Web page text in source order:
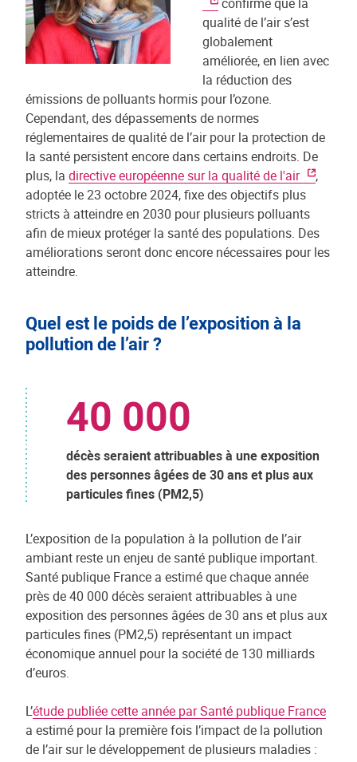
qualité de l’air s’est
globalement
améliorée, en lien avec
la réduction des
émissions de polluants hormis pour l’ozone.
Cependant, des dépassements de normes
réglementaires de qualité de l’air pour la protection de
la santé persistent encore dans certains endroits. De
plus, la directive européenne sur la qualité de l'air
,
adoptée le 23 octobre 2024, fixe des objectifs plus
stricts à atteindre en 2030 pour plusieurs polluants
afin de mieux protéger la santé des populations. Des
améliorations seront donc encore nécessaires pour les
atteindre.
Quel est le poids de l’exposition à la
pollution de l’air ?
40 000
décès seraient attribuables à une exposition
des personnes âgées de 30 ans et plus aux
particules fines (PM2,5)
L’exposition de la population à la pollution de l’air
ambiant reste un enjeu de santé publique important.
Santé publique France a estimé que chaque année
près de 40 000 décès seraient attribuables à une
exposition des personnes âgées de 30 ans et plus aux
particules fines (PM2,5) représentant un impact
économique annuel pour la société de 130 milliards
d’euros.
L’étude publiée cette année par Santé publique France
a estimé pour la première fois l’impact de la pollution
de l’air sur le développement de plusieurs maladies :